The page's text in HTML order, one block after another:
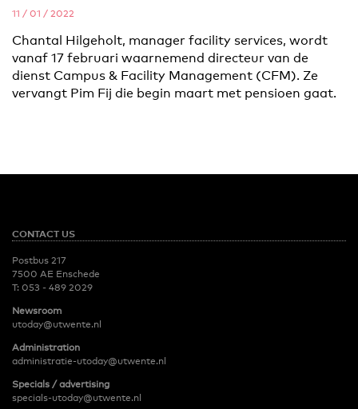
11 / 01 / 2022
Chantal Hilgeholt, manager facility services, wordt
vanaf 17 februari waarnemend directeur van de
dienst Campus & Facility Management (CFM). Ze
vervangt Pim Fij die begin maart met pensioen gaat.
CONTACT US
Postbus 217
7500 AE Enschede
T: 053 - 489 2029
Newsroom
utoday@utwente.nl
Administration
administratie-utoday@utwente.nl
Specials / advertising
specials-utoday@utwente.nl